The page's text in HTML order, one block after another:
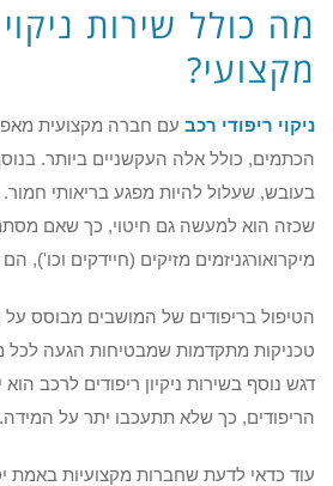
מה כולל שירות
מקצועי?
ניקוי ריפודי רכב עם חברה מקצועית
הכתמים, כולל אלה העקשניים ביותר.
בעובש, שעלול להיות מפגע בריאותי חמור.
שכזה הוא למעשה גם חיטוי, כך שאם
מיקרואורגניזמים מזיקים (חיידקים וכו'), הם
הטיפול בריפודים של המושבים מבוסס על
טכניקות מתקדמות שמבטיחות הגעה לכל
דגש נוסף בשירות ניקיון ריפודים לרכב
הריפודים, כך שלא תתעכבו יתר על המידה.
עוד כדאי לדעת שחברות מקצועיות באמת